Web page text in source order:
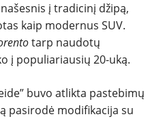
į tradicinį džipą,
kaip modernus SUV.
tarp naudotų
į populiariausių 20-uką.
buvo atlikta pastebimų
pasirodė modifikacija su